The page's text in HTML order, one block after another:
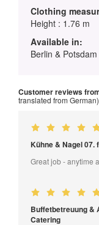
Clothing
Height : 1.76 m
Available in:
Berlin & Potsdam
Customer reviews
translated from German)
Kühne & Nagel
Great job - anytime
Buffetbetreuung &
Catering